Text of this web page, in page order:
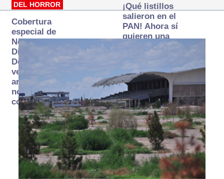
DEL HORROR
Cobertura
especial de
Norte
Digital:
Donde la
verdad
arde… pero
no se
consume
¡Qué listillos
salieron en el
PAN! Ahora sí
quieren una